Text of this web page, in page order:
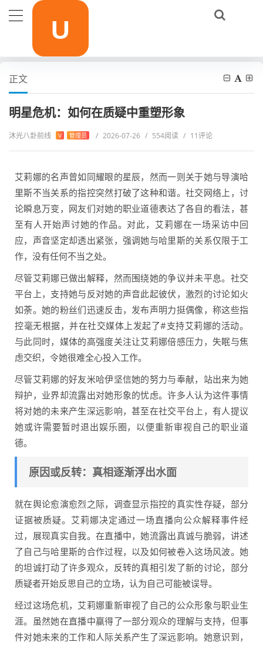
当前位置： 活动报道
正文
明星危机：如何在质疑中重塑形象
沐光八卦前线 V 管理员 / 2026-07-26 / 554阅读 / 11评论
艾莉娜的名声曾如同耀眼的星辰，然而一则关于她与导演哈
里斯不当关系的指控突然打破了这种和谐。社交网络上，讨
论瞬息万变，网友们对她的职业道德表达了各自的看法，甚
至有人开始声讨她的作品。对此，艾莉娜在一场采访中回
应，声音坚定却透出紧张，强调她与哈里斯的关系仅限于工
作，没有任何不当之处。
尽管艾莉娜已做出解释，然而围绕她的争议并未平息。社交
平台上，支持她与反对她的声音此起彼伏，激烈的讨论如火
如荼。她的粉丝们迅速反击，发布声明力挺偶像，称这些指
控毫无根据，并在社交媒体上发起了#支持艾莉娜的活动。
与此同时，媒体的高强度关注让艾莉娜倍感压力，失眠与焦
虑交织，令她很难全心投入工作。
尽管艾莉娜的好友米哈伊坚信她的努力与奉献，站出来为她
辩护，业界却流露出对她形象的忧虑。许多人认为这件事情
将对她的未来产生深远影响，甚至在社交平台上，有人提议
她或许需要暂时退出娱乐圈，以便重新审视自己的职业道
德。
原因或反转：真相逐渐浮出水面
就在舆论愈演愈烈之际，调查显示指控的真实性存疑，部分
证据被质疑。艾莉娜决定通过一场直播向公众解释事件经
过，展现真实自我。在直播中，她流露出真诚与脆弱，讲述
了自己与哈里斯的合作过程，以及如何被卷入这场风波。她
的坦诚打动了许多观众，反转的真相引发了新的讨论，部分
质疑者开始反思自己的立场，认为自己可能被误导。
经过这场危机，艾莉娜重新审视了自己的公众形象与职业生
涯。虽然她在直播中赢得了一部分观众的理解与支持，但事
件对她未来的工作和人际关系产生了深远影响。她意识到，